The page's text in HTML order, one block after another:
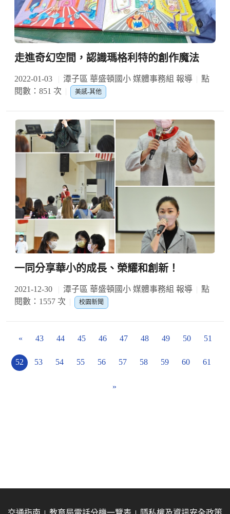
走進奇幻空間，認識瑪格利特的創作魔法
2022-01-03 潭子區 華盛頓國小 媒體事務組 報導
點
閱數：851 次
美感-其他
一同分享華小的成長、榮耀和創新！
2021-12-30 潭子區 華盛頓國小 媒體事務組 報導
點
閱數：1557 次
校園新聞
« 43 44 45 46 47 48 49 50 51
52 53 54 55 56 57 58 59 60 61
»